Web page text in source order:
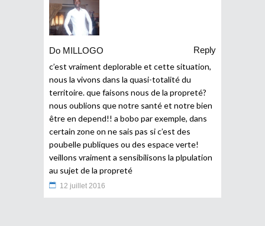
Do MILLOGO
Reply
c’est vraiment deplorable et cette situation,
nous la vivons dans la quasi-totalité du
territoire. que faisons nous de la propreté?
nous oublions que notre santé et notre bien
être en depend!! a bobo par exemple, dans
certain zone on ne sais pas si c’est des
poubelle publiques ou des espace verte!
veillons vraiment a sensibilisons la plpulation
au sujet de la propreté
12 juillet 2016